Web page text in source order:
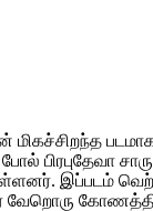
மிகச்சிறந்த
பிரபுதேவா
இப்படம்
வேறொரு